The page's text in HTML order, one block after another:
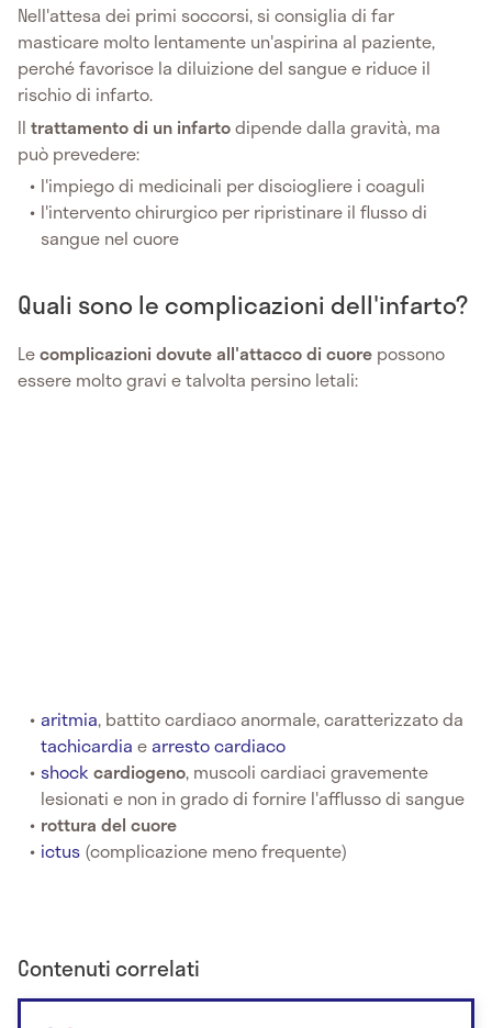
Nell'attesa dei primi soccorsi, si consiglia di far
masticare molto lentamente un'aspirina al paziente,
perché favorisce la diluizione del sangue e riduce il
rischio di infarto.
Il trattamento di un infartodipende dalla gravità, ma
può prevedere:
l'impiego di medicinali per disciogliere i coaguli
l'intervento chirurgico per ripristinare il flusso di
sangue nel cuore
Quali sono le complicazioni dell'infarto?
Lecomplicazioni dovute all'attacco di cuore possono
essere molto gravi e talvolta persino letali:
aritmia, battito cardiaco anormale, caratterizzato da
tachicardiaearresto cardiaco
shockcardiogeno, muscoli cardiaci gravemente
lesionati e non in grado di fornire l'afflusso di sangue
rottura del cuore
ictus (complicazione meno frequente)
Contenuti correlati